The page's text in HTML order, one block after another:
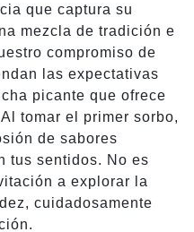
que captura su
mezcla de tradición e
compromiso de
las expectativas
picante que ofrece
tomar el primer sorbo,
de sabores
tus sentidos. No es
a explorar la
cuidadosamente